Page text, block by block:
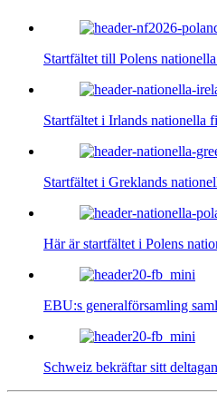
Startfältet till Polens
Startfältet i Irlands nationella
Startfältet i Greklands
Här är startfältet i Polens
EBU:s generalförsamling
Schweiz bekräftar sitt